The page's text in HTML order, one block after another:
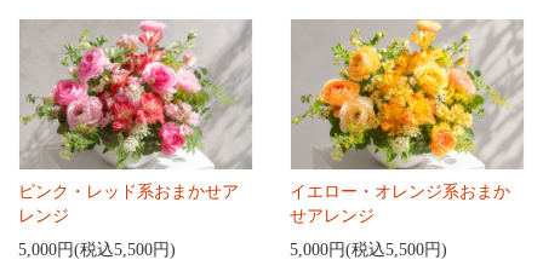
ピンク・レッド系おまかせア
レンジ
5,000円(税込5,500円)
イエロー・オレンジ系おまか
せアレンジ
5,000円(税込5,500円)